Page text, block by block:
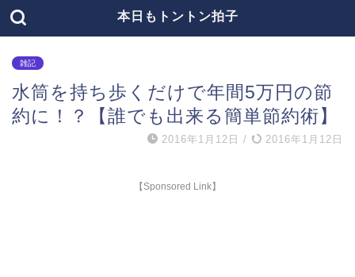
本日もトントン拍子
雑記
水筒を持ち歩くだけで年間5万円の節
約に！？【誰でも出来る簡単節約術】
2016年1月12日 / 2016年1月12日
【Sponsored Link】